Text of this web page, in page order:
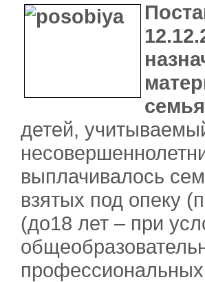
детей,
выплачивалось
взятых под опеку
(до18 лет – при